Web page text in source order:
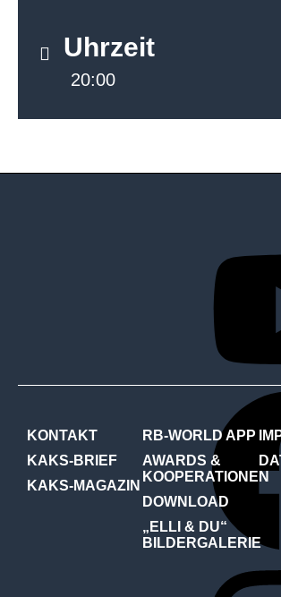
Uhrzeit
20:00
KONTAKT
KAKS-BRIEF
KAKS-MAGAZIN
RB-WORLD APP
AWARDS &
KOOPERATIONEN
DOWNLOAD
„ELLI & DU“
BILDERGALERIE